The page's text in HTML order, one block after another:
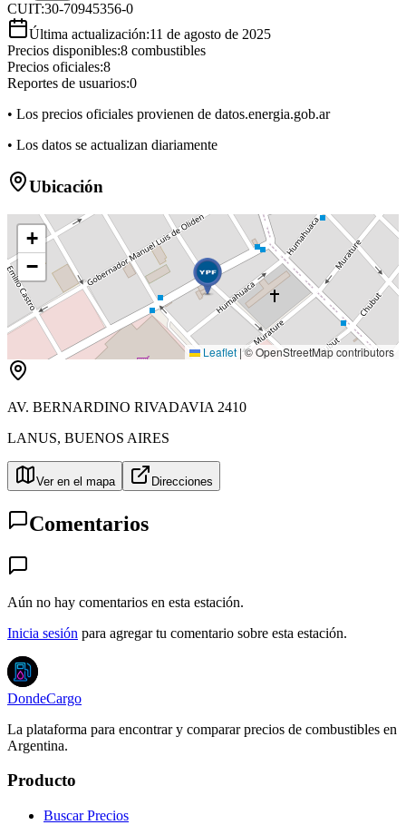
CUIT:30-70945356-0
Última actualización:11 de agosto de 2025
Precios disponibles:8 combustibles
Precios oficiales:8
Reportes de usuarios:0
• Los precios oficiales provienen de datos.energia.gob.ar
• Los datos se actualizan diariamente
Ubicación
+
−
Leaflet |© OpenStreetMap contributors
AV. BERNARDINO RIVADAVIA 2410
LANUS, BUENOS AIRES
Ver en el mapa Direcciones
Comentarios
Aún no hay comentarios en esta estación.
Inicia sesión para agregar tu comentario sobre esta estación.
DondeCargo
La plataforma para encontrar y comparar precios de combustibles en
Argentina.
Producto
Buscar Precios